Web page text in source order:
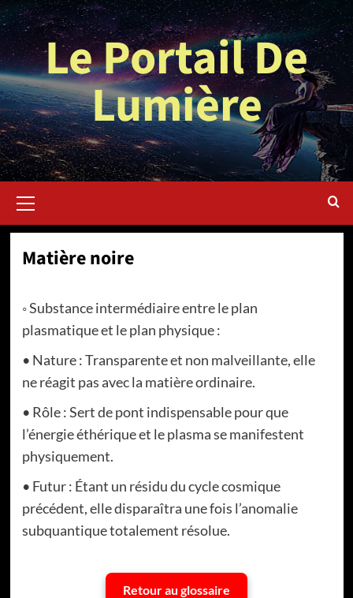
Aller
au
contenuLe Portail De
Lumière
principal
Matière noire
◦ Substance intermédiaire entre le plan
plasmatique et le plan physique :
• Nature : Transparente et non malveillante, elle
ne réagit pas avec la matière ordinaire.
• Rôle : Sert de pont indispensable pour que
l’énergie éthérique et le plasma se manifestent
physiquement.
• Futur : Étant un résidu du cycle cosmique
précédent, elle disparaîtra une fois l’anomalie
subquantique totalement résolue.
Retour au glossaire